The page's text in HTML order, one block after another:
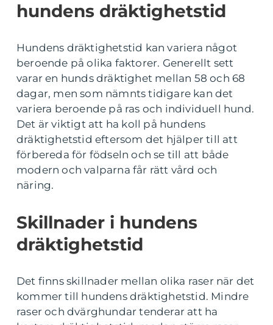
hundens dräktighetstid
Hundens dräktighetstid kan variera något
beroende på olika faktorer. Generellt sett
varar en hunds dräktighet mellan 58 och 68
dagar, men som nämnts tidigare kan det
variera beroende på ras och individuell hund.
Det är viktigt att ha koll på hundens
dräktighetstid eftersom det hjälper till att
förbereda för födseln och se till att både
modern och valparna får rätt vård och
näring.
Skillnader i hundens
dräktighetstid
Det finns skillnader mellan olika raser när det
kommer till hundens dräktighetstid. Mindre
raser och dvärghundar tenderar att ha